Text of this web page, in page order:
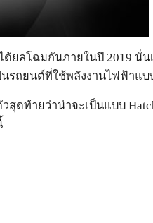
ลโฉมกันภายในปี 2019 นั่น
รถยนต์ที่ใช้พลังงานไฟฟ้าแบ
สุดท้ายว่าน่าจะเป็นแบบ